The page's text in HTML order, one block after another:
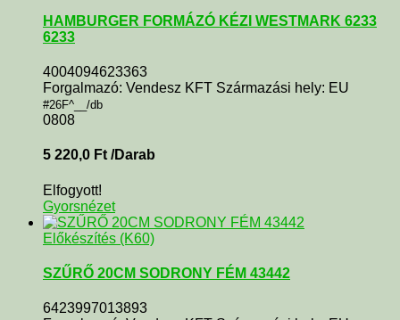
HAMBURGER FORMÁZÓ KÉZI WESTMARK 6233
6233
4004094623363
Forgalmazó: Vendesz KFT Származási hely: EU
#26F^__/db
0808
5 220,0 Ft /Darab
Elfogyott!
Gyorsnézet
Előkészítés (K60)
SZŰRŐ 20CM SODRONY FÉM 43442
6423997013893